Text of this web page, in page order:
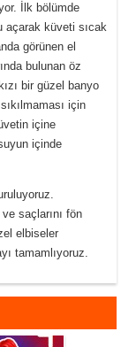
İlk bölümde
açarak küveti sıcak
görünen el
bulunan öz
bir güzel banyo
için
içine
içinde
saçlarını fön
elbiseler
tamamlıyoruz.